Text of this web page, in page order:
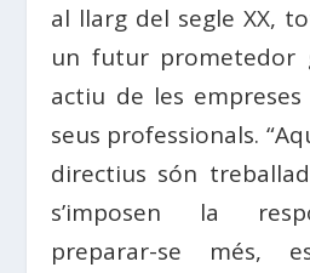
al llarg del segle XX,
un futur prometedor
actiu de les
seus professionals.
directius són
s’imposen la
preparar-se més,